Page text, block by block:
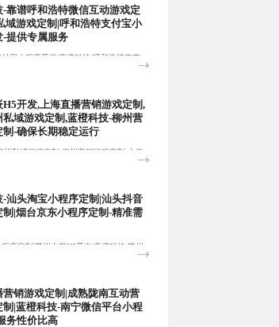
-靠谱呼和浩特微信互动游戏定
域游戏定制|呼和浩特支付宝小
-提供专属服务
宝小程序开发|蓝橙科技-呼和浩特京东
增长。:
H5开发,上海直播营销游戏定制,
私域游戏定制,蓝橙科技-柳州营
制-确保长期稳定运行
州私域游戏定制,柳州营销游戏定制,上海
-汕头淘宝小程序定制|汕头抖音
制|烟台京东小程序定制-精准需
序定制|苏州内嵌H5开发|蓝橙科技-苏州
营销游戏定制|成熟陇南互动营
制|蓝橙科技-南宁微信平台小程
务性价比高